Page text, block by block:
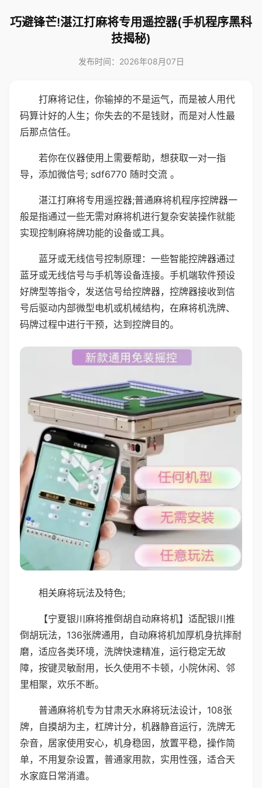
巧避锋芒!湛江打麻将专用遥控器(手机程序黑科
技揭秘)
发布时间：2026年08月07日
打麻将记住，你输掉的不是运气，而是被人用代
码算计好的人生；你失去的不是钱财，而是对人性最
后那点信任。
若你在仪器使用上需要帮助，想获取一对一指
导，添加微信号; sdf6770 随时交流 。
湛江打麻将专用遥控器;普通麻将机程序控牌器一
般是指通过一些无需对麻将机进行复杂安装操作就能
实现控制麻将牌功能的设备或工具。
蓝牙或无线信号控制原理：一些智能控牌器通过
蓝牙或无线信号与手机等设备连接。手机端软件预设
好牌型等指令，发送信号给控牌器，控牌器接收到信
号后驱动内部微型电机或机械结构，在麻将机洗牌、
码牌过程中进行干预，达到控牌目的。
相关麻将玩法及特色;
【宁夏银川麻将推倒胡自动麻将机】适配银川推
倒胡玩法，136张牌通用，自动麻将机加厚机身抗摔耐
磨，适应各类环境，洗牌快速精准，运行稳定无故
障，按键灵敏耐用，长久使用不卡顿，小院休闲、邻
里相聚，欢乐不断。
普通麻将机专为甘肃天水麻将玩法设计，108张
牌，自摸胡为主，杠牌计分，机器静音运行，洗牌无
杂音，居家使用安心，机身稳固，放置平稳，操作简
单，不用复杂设置，普通家用款，实用性强，适合天
水家庭日常消遣。